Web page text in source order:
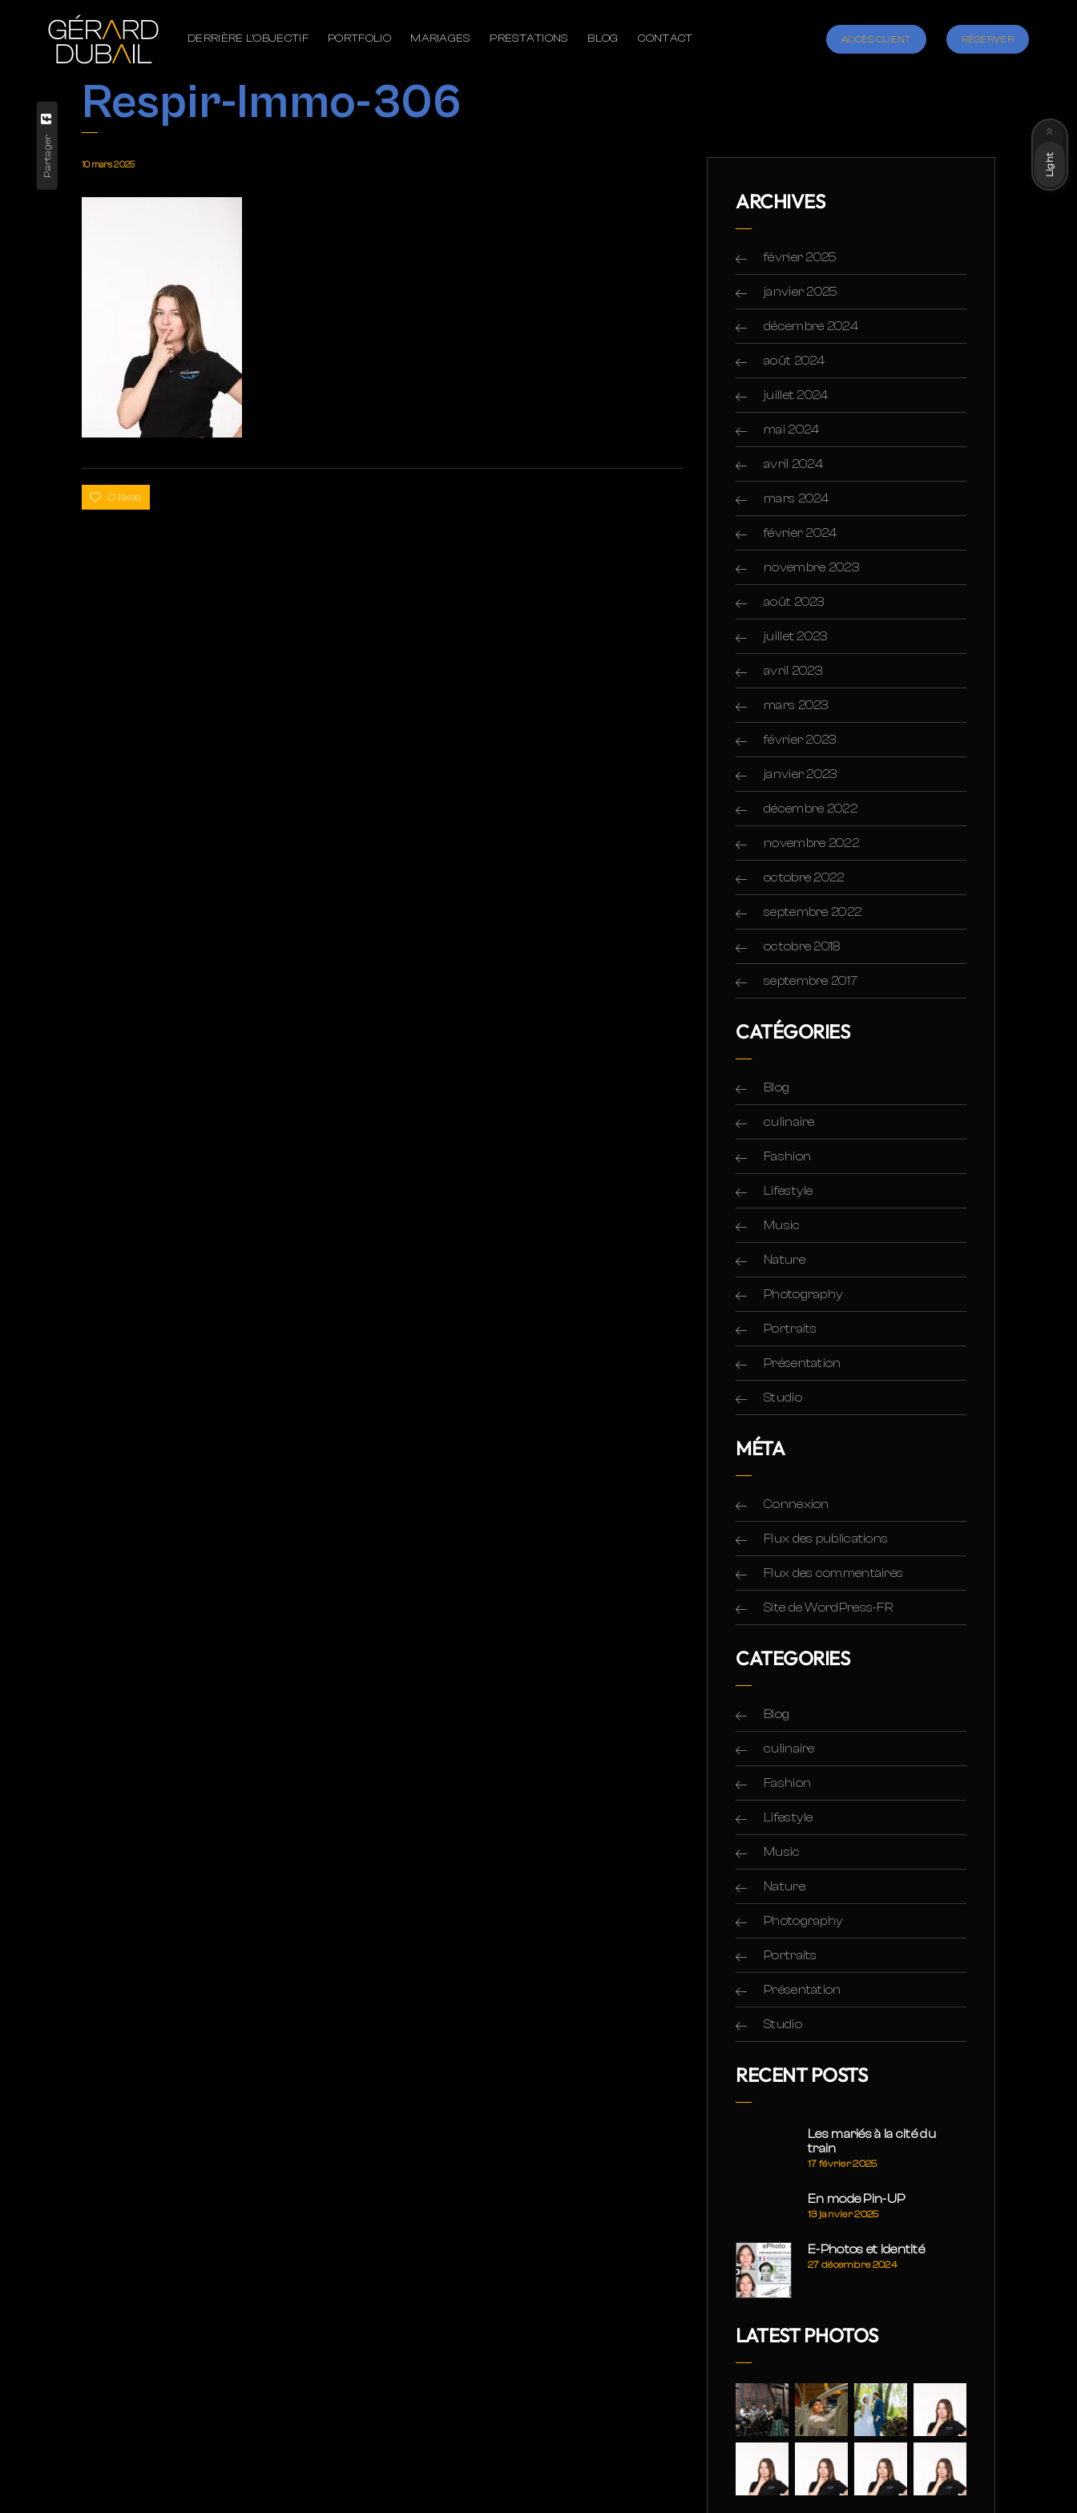
DERRIÈRE L’OBJECTIF PORTFOLIO MARIAGES PRESTATIONS BLOG CONTACT ACCÈS CLIENT RÉSERVER
Respir-Immo-306
Partager 10 mars 2025
0 likes
ARCHIVES
février 2025
janvier 2025
décembre 2024
août 2024
juillet 2024
mai 2024
avril 2024
mars 2024
février 2024
novembre 2023
août 2023
juillet 2023
avril 2023
mars 2023
février 2023
janvier 2023
décembre 2022
novembre 2022
octobre 2022
septembre 2022
octobre 2018
septembre 2017
CATÉGORIES
Blog
culinaire
Fashion
Lifestyle
Music
Nature
Photography
Portraits
Présentation
Studio
MÉTA
Connexion
Flux des publications
Flux des commentaires
Site de WordPress-FR
CATEGORIES
Blog
culinaire
Fashion
Lifestyle
Music
Nature
Photography
Portraits
Présentation
Studio
RECENT POSTS
Les mariés à la cité du
train
17 février 2025
En mode Pin-UP
13 janvier 2025
E-Photos et Identité
27 décembre 2024
LATEST PHOTOS
Light
Dark